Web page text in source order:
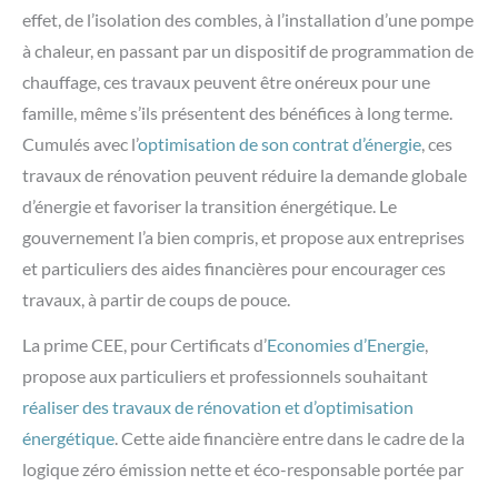
effet, de l’isolation des combles, à l’installation d’une pompe
à chaleur, en passant par un dispositif de programmation de
chauffage, ces travaux peuvent être onéreux pour une
famille, même s’ils présentent des bénéfices à long terme.
Cumulés avec l’optimisation de son contrat d’énergie, ces
travaux de rénovation peuvent réduire la demande globale
d’énergie et favoriser la transition énergétique. Le
gouvernement l’a bien compris, et propose aux entreprises
et particuliers des aides financières pour encourager ces
travaux, à partir de coups de pouce.
La prime CEE, pour Certificats d’Economies d’Energie
propose aux particuliers et professionnels souhaitant
réaliser des travaux de rénovation et d’optimisation
énergétique . Cette aide financière entre dans le cadre de la
logique zéro émission nette et éco-responsable portée par